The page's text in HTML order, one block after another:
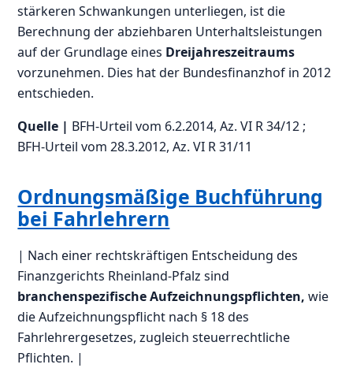
stärkeren Schwankungen unterliegen, ist die
Berechnung der abziehbaren Unterhaltsleistungen
auf der Grundlage eines Dreijahreszeitraums
vorzunehmen. Dies hat der Bundesfinanzhof in 2012
entschieden.
Quelle | BFH-Urteil vom 6.2.2014, Az. VI R 34/12 ;
BFH-Urteil vom 28.3.2012, Az. VI R 31/11
Ordnungsmäßige Buchführung
bei Fahrlehrern
| Nach einer rechtskräftigen Entscheidung des
Finanzgerichts Rheinland-Pfalz sind
branchenspezifische Aufzeichnungspflichten, wie
die Aufzeichnungspflicht nach § 18 des
Fahrlehrergesetzes, zugleich steuerrechtliche
Pflichten. |